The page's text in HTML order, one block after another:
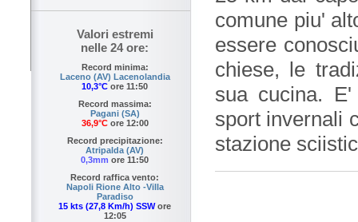
Valori estremi
nelle 24 ore:
Record minima:
Laceno (AV) Lacenolandia
10,3°C ore 11:50
Record massima:
Pagani (SA)
36,9°Core 12:00
Record precipitazione:
Atripalda (AV)
0,3mm ore 11:50
Record raffica vento:
Napoli Rione Alto -Villa
Paradiso
15 kts (27,8 Km/h) SSWore
12:05
comune piu'
essere
chiese, le
sua cucina.
sport invernali
stazione